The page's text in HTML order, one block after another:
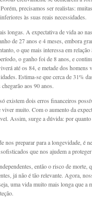
precisamos ser realistas:
às suas reais necessidades.
longas. A expectativa de vida ao
de 27 anos e 4 meses, embora
o que mais interessa em relação
o ganho foi de 8 anos, e
até os 84, e metade dos
Estima-se que cerca de 31%
aos 90 anos.
existem dois erros financeiros
muito. Com o aumento da
Assim, surge a dúvida: por
nos preparar para a longevidade, é
que nos ajudem a
então o risco de morte,
já não é tão relevante. Agora,
uma vida muito mais longa que a